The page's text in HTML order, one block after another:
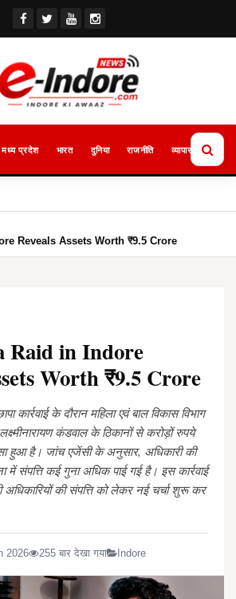
मध्य प्रदेश भारत दुनिया राजनीति व्यापार खेल
Reveals Assets Worth ₹9.5 Crore
Raid in Indore
Worth ₹9.5 Crore
कार्रवाई के दौरान महिला एवं बाल विकास विभाग
कंडवाल के ठिकानों से करोड़ों रुपये
हुआ है। जांच एजेंसी के अनुसार, अधिकारी की
में संपत्ति कई गुना अधिक पाई गई है। इस कार्रवाई
की संपत्ति को लेकर नई चर्चा शुरू कर
2026 255 बार देखा गया Indore